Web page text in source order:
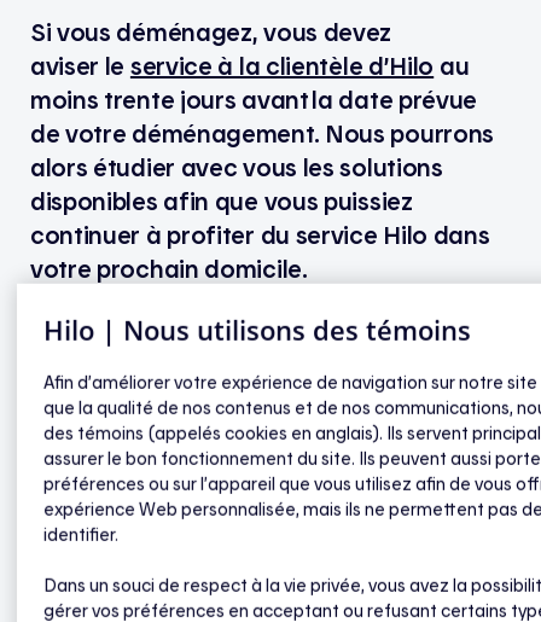
Si vous déménagez, vous devez
aviser le service à la clientèle d’Hilo au
moins trente jours avant la date prévue
de votre déménagement. Nous pourrons
alors étudier avec vous les solutions
disponibles afin que vous puissiez
continuer à profiter du service Hilo dans
votre prochain domicile.
Les appareils intelligents Hilo doivent demeurer
installés à votre ancienne demeure.
Continuation de l’Entente du participant
Si vous désirez continuer à profiter du service Hilo
Hilo | Nous utilisons des témoins
Afin d’améliorer votre expérience de navigation sur notre site
que la qualité de nos contenus et de nos communications,
des témoins (appelés cookies en anglais). Ils servent
assurer le bon fonctionnement du site. Ils peuvent aussi
préférences ou sur l’appareil que vous utilisez afin de vous
expérience Web personnalisée, mais ils ne permettent pas
identifier.
Dans un souci de respect à la vie privée, vous avez la
gérer vos préférences en acceptant ou refusant certains